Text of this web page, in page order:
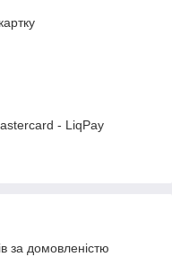
- LiqPay
за домовленістю